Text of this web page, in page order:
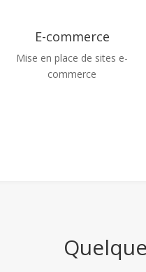
E-commerce
Mise en place de sites e-
commerce